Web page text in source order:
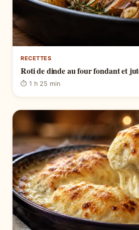
RECETTES
Roti de dinde au four fondant et
⏱ 1 h 25 min